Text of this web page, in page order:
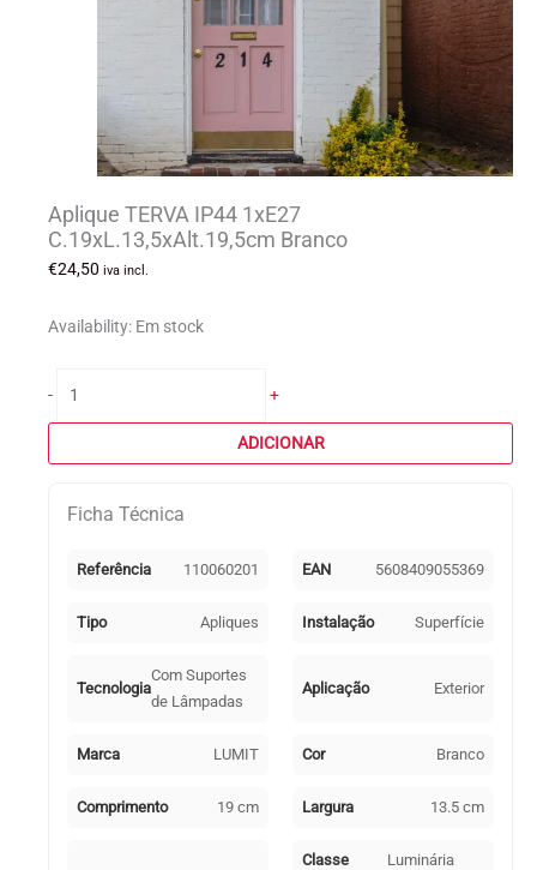
Aplique TERVA IP44 1xE27
C.19xL.13,5xAlt.19,5cm Branco
€24,50 iva incl.
Availability: Em stock
-
TERVA
1xE27
Branco
+
ADICIONAR
Ficha Técnica
Referência 110060201 EAN 5608409055369
Tipo Apliques Instalação Superfície
Tecnologia
Com Suportes
de Lâmpadas
Aplicação Exterior
Marca LUMIT Cor Branco
Comprimento 19 cm Largura 13.5 cm
Classe
Luminária